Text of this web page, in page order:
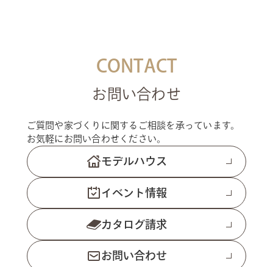
CONTACT
お問い合わせ
ご質問や家づくりに関するご相談を承っています。
お気軽にお問い合わせください。
モデルハウス
イベント情報
カタログ請求
お問い合わせ